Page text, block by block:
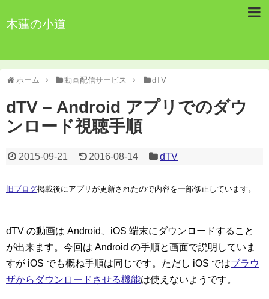
木蓮の小道
ホーム 動画配信サービス dTV
dTV – Android アプリでのダウ
ンロード視聴手順
2015-09-21 2016-08-14 dTV
旧ブログ掲載後にアプリが更新されたので内容を一部修正しています。
dTV の動画は Android、iOS 端末にダウンロードすること
が出来ます。今回は Android の手順と画面で説明していま
すが iOS でも概ね手順は同じです。ただし iOS ではブラウ
ザからダウンロードさせる機能は使えないようです。